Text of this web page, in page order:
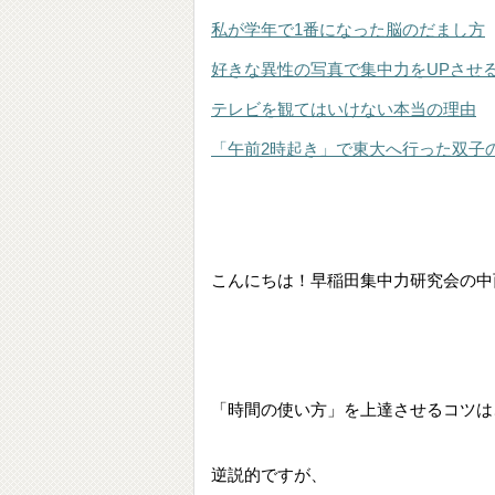
私が学年で1番になった脳のだまし方
好きな異性の写真で集中力をUPさせ
テレビを観てはいけない本当の理由
「午前2時起き」で東大へ行った双子
こんにちは！早稲田集中力研究会の中
「時間の使い方」を上達させるコツは
逆説的ですが、